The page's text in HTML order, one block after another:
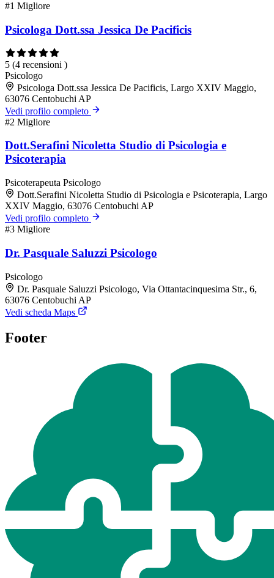
#1 Migliore
Psicologa Dott.ssa Jessica De Pacificis
5 (4 recensioni )
Psicologo
Psicologa Dott.ssa Jessica De Pacificis, Largo XXIV Maggio,
63076 Centobuchi AP
Vedi profilo completo
#2 Migliore
Dott.Serafini Nicoletta Studio di Psicologia e
Psicoterapia
Psicoterapeuta Psicologo
Dott.Serafini Nicoletta Studio di Psicologia e Psicoterapia, Largo
XXIV Maggio, 63076 Centobuchi AP
Vedi profilo completo
#3 Migliore
Dr. Pasquale Saluzzi Psicologo
Psicologo
Dr. Pasquale Saluzzi Psicologo, Via Ottantacinquesima Str., 6,
63076 Centobuchi AP
Vedi scheda Maps
Footer